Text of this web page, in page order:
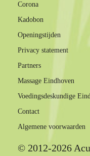
Corona
Kadobon
Openingstijden
Privacy statement
Partners
Massage Eindhoven
Voedingsdeskundige
Contact
Algemene voorwaarden
© 2012-2026